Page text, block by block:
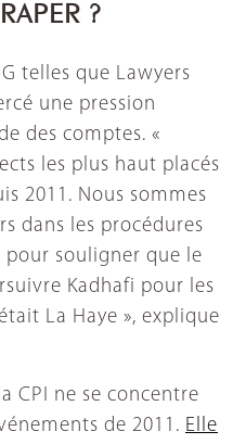
?
telles que Lawyers
une pression
des comptes. «
les plus haut placés
2011. Nous sommes
dans les procédures
souligner que le
Kadhafi pour les
La Haye », explique
CPI ne se concentre
de 2011. Elle